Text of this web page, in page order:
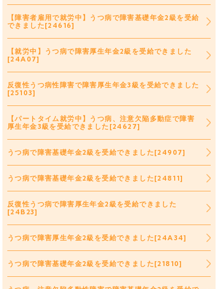
【障害者雇用で就労中】うつ病で障害基礎年金2級を受給
できました[24616]
【就労中】うつ病で障害厚生年金2級を受給できました
[24A07]
反復性うつ病性障害で障害厚生年金3級を受給できました
[25103]
【パートタイム就労中】うつ病、注意欠陥多動症で障害
厚生年金3級を受給できました[24627]
うつ病で障害基礎年金2級を受給できました[24907]
うつ病で障害基礎年金2級を受給できました[24811]
反復性うつ病で障害厚生年金2級を受給できました
[24B23]
うつ病で障害厚生年金2級を受給できました[24A34]
うつ病で障害基礎年金2級を受給できました[21810]